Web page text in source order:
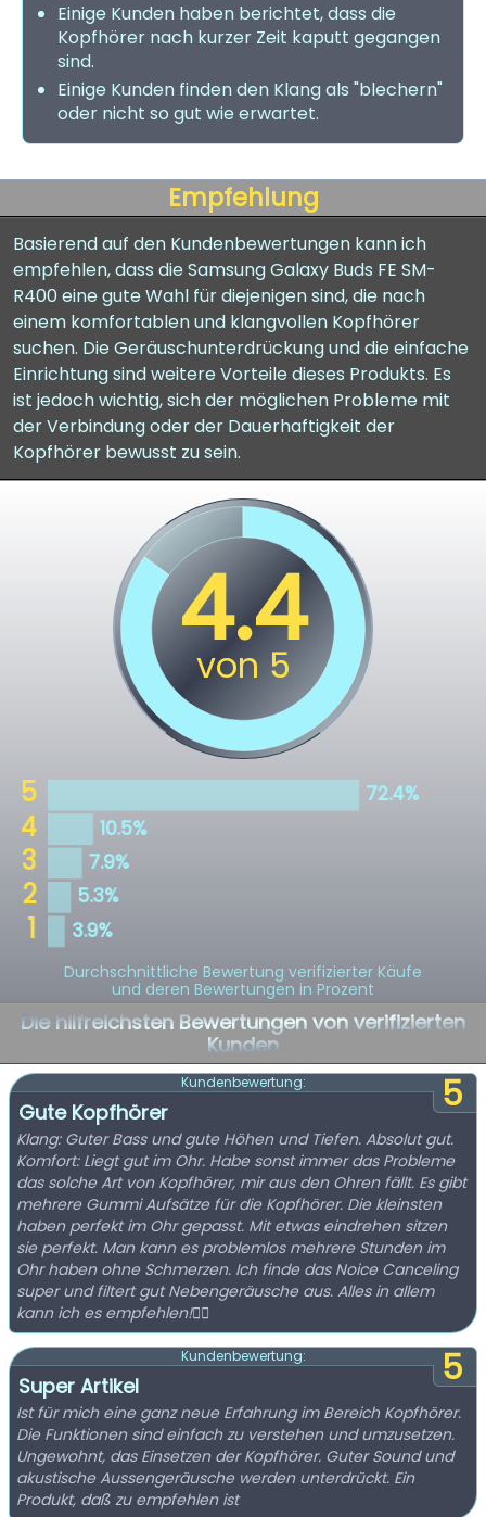
Einige Kunden haben berichtet, dass die
Kopfhörer nach kurzer Zeit kaputt gegangen
sind.
Einige Kunden finden den Klang als "blechern"
oder nicht so gut wie erwartet.
Empfehlung
Basierend auf den Kundenbewertungen kann ich
empfehlen, dass die Samsung Galaxy Buds FE SM-
R400 eine gute Wahl für diejenigen sind, die nach
einem komfortablen und klangvollen Kopfhörer
suchen. Die Geräuschunterdrückung und die einfache
Einrichtung sind weitere Vorteile dieses Produkts. Es
ist jedoch wichtig, sich der möglichen Probleme mit
der Verbindung oder der Dauerhaftigkeit der
Kopfhörer bewusst zu sein.
Durchschnittliche Bewertung verifizierter Käufe
und deren Bewertungen in Prozent
Die hilfreichsten Bewertungen von verifizierten
Kunden
5
Kundenbewertung:
Gute Kopfhörer
Klang: Guter Bass und gute Höhen und Tiefen. Absolut gut.
Komfort: Liegt gut im Ohr. Habe sonst immer das Probleme
das solche Art von Kopfhörer, mir aus den Ohren fällt. Es gibt
mehrere Gummi Aufsätze für die Kopfhörer. Die kleinsten
haben perfekt im Ohr gepasst. Mit etwas eindrehen sitzen
sie perfekt. Man kann es problemlos mehrere Stunden im
Ohr haben ohne Schmerzen. Ich finde das Noice Canceling
super und filtert gut Nebengeräusche aus. Alles in allem
kann ich es empfehlen!👍🏻
5
Kundenbewertung:
Super Artikel
Ist für mich eine ganz neue Erfahrung im Bereich Kopfhörer.
Die Funktionen sind einfach zu verstehen und umzusetzen.
Ungewohnt, das Einsetzen der Kopfhörer. Guter Sound und
akustische Aussengeräusche werden unterdrückt. Ein
Produkt, daß zu empfehlen ist